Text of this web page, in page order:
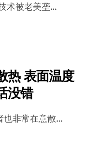
术被老美垄…
热 表面温度
没错
也非常在意散…